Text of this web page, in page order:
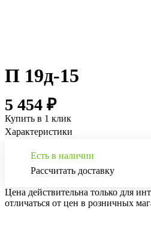
П 19д-15
5 454 ₽
Купить в 1 клик
Характеристики
Есть в наличии
Рассчитать доставку
Цена действительна только для
отличаться от цен в розничных